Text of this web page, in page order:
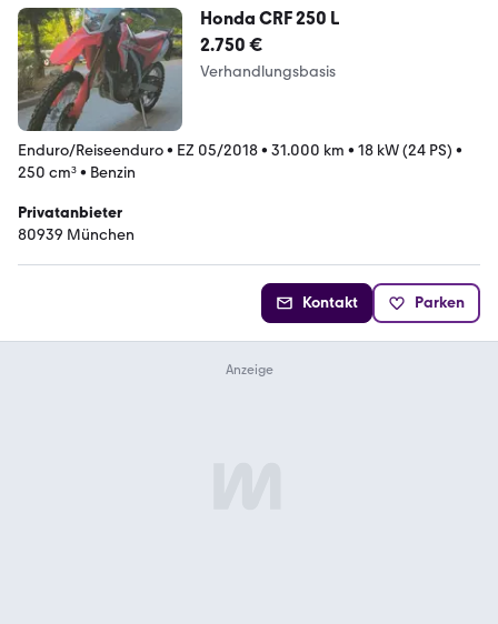
Honda CRF 250 L
2.750 €
Verhandlungsbasis
Enduro/Reiseenduro• EZ 05/2018• 31.000 km • 18 kW (24 PS) •
250 cm³• Benzin
Privatanbieter
80939 München
Kontakt Parken